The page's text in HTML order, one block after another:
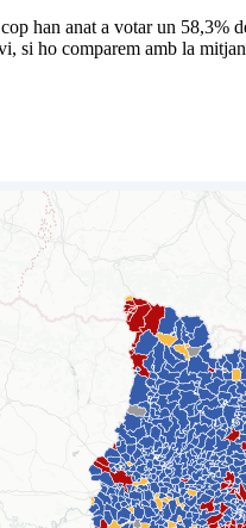
han anat a votar un
si ho comparem amb la